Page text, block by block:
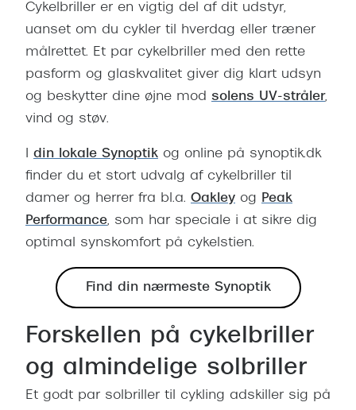
Cykelbriller er en vigtig del af dit udstyr,
uanset om du cykler til hverdag eller træner
målrettet. Et par cykelbriller med den rette
pasform og glaskvalitet giver dig klart udsyn
og beskytter dine øjne mod solens UV-stråler,
vind og støv.
din lokale Synoptik og online på synoptik.dk
finder du et stort udvalg af cykelbriller til
damer og herrer fra bl.a. Oakley og
Peak
Performance, som har speciale i at sikre dig
optimal synskomfort på cykelstien.
Find din nærmeste Synoptik
Forskellen på cykelbriller
og almindelige solbriller
Et godt par solbriller til cykling adskiller sig på